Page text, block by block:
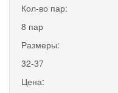
Кол-во пар:
8 пар
Размеры:
32-37
Цена: